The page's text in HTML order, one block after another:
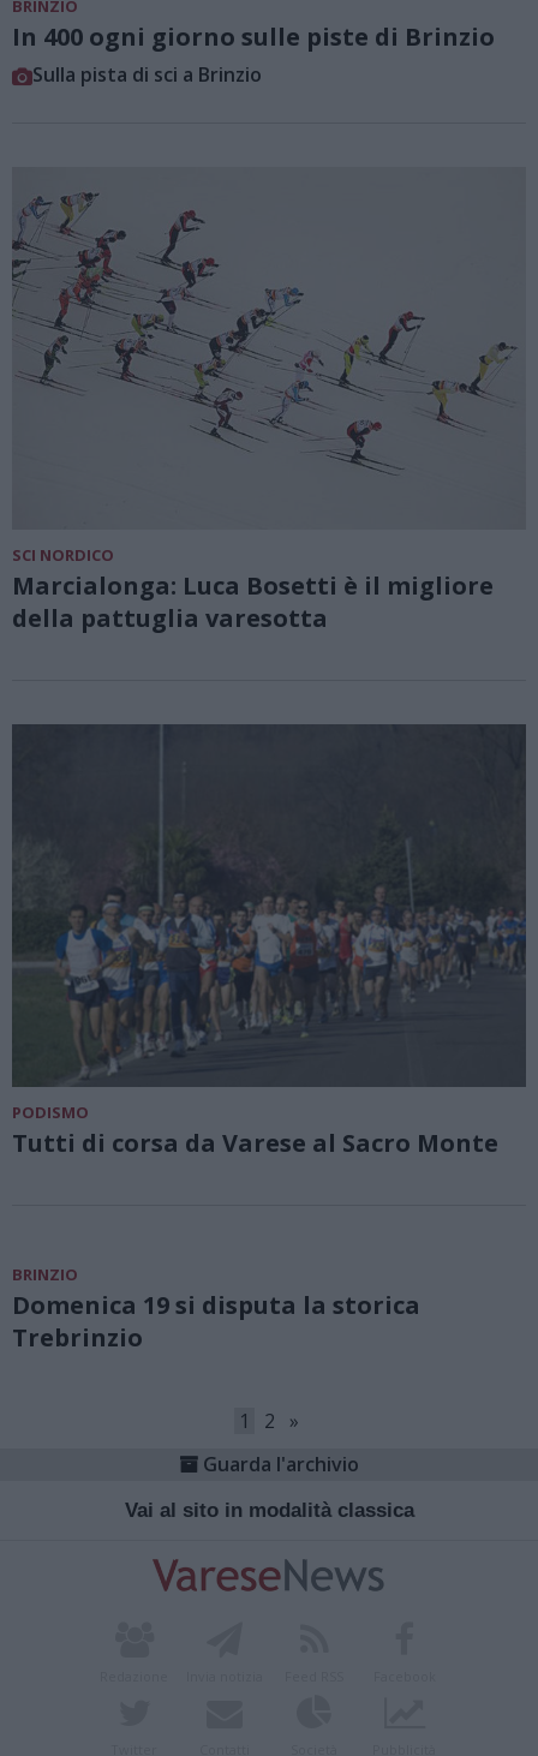
BRINZIO
In 400 ogni giorno sulle piste di Brinzio
Sulla pista di sci a Brinzio
SCI NORDICO
Marcialonga: Luca Bosetti è il migliore
della pattuglia varesotta
PODISMO
Tutti di corsa da Varese al Sacro Monte
BRINZIO
Domenica 19 si disputa la storica
Trebrinzio
1 2
»
Guarda l'archivio
Vai al sito in modalità classica